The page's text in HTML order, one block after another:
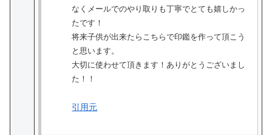
なくメールでのやり取りも丁寧でとても嬉しかっ
たです！
将来子供が出来たらこちらで印鑑を作って頂こう
と思います。
大切に使わせて頂きます！ありがとうございまし
た！！
引用元